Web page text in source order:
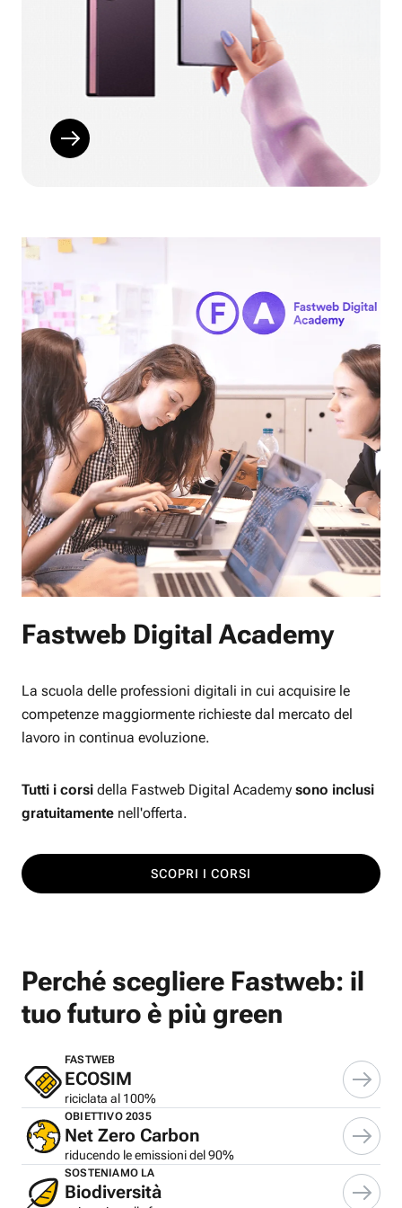
Fastweb Digital Academy
La scuola delle professioni digitali in cui acquisire le
competenze maggiormente richieste dal mercato del
lavoro in continua evoluzione.
Tutti i corsi della Fastweb Digital Academy sono inclusi
gratuitamente nell'offerta.
SCOPRI I CORSI
Perché scegliere Fastweb: il
tuo futuro è più green
FASTWEB
ECOSIM
riciclata al 100%
OBIETTIVO 2035
Net Zero Carbon
riducendo le emissioni del 90%
SOSTENIAMO LA
Biodiversità